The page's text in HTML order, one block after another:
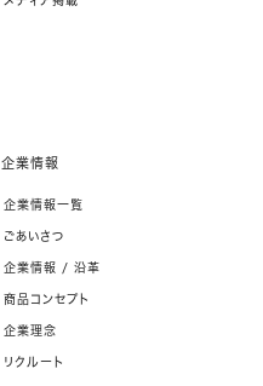
企業情報
企業情報一覧
ごあいさつ
企業情報 / 沿革
商品コンセプト
企業理念
リクルート